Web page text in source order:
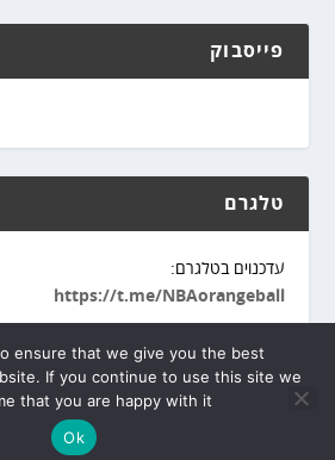
פייסבוק
טלגרם
עדכנוים בטלגרם:
https://t.me/NBAorangeball
פיתוח אתר מופעל ע"י
מדיניות פרטיות
ensure that we give you the best
If you continue to use this site we
that you are happy with it.
Ok